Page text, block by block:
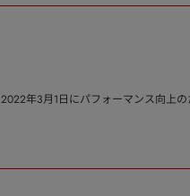
2022年3月1日にパフォーマンス向上